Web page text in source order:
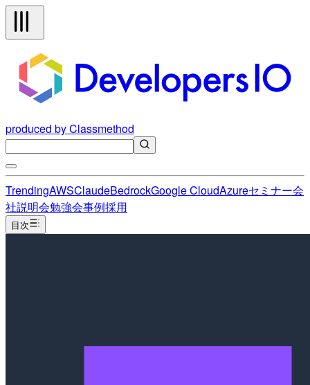
produced by Classmethod
TrendingAWSClaudeBedrockGoogle CloudAzureセミナー会
社説明会勉強会事例採用
目次